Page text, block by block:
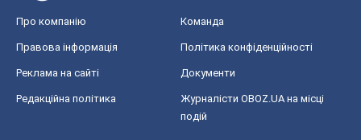
Про компанію Команда
Правова інформація Політика конфіденційності
Реклама на сайті Документи
Редакційна політика
Журналісти OBOZ.UA на місці
подій